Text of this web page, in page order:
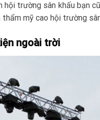
trường sân khấu bạn
mỹ cao hội trường
ngoài trời